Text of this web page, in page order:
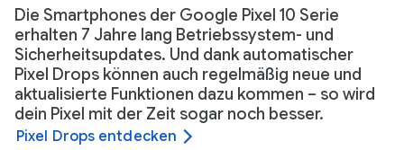
Die Smartphones der Google Pixel 10 Serie
erhalten 7 Jahre lang Betriebssystem- und
Sicherheitsupdates. Und dank automatischer
Pixel Drops können auch regelmäßig neue und
aktualisierte Funktionen dazu kommen – so wird
dein Pixel mit der Zeit sogar noch besser.
Pixel Drops entdecken